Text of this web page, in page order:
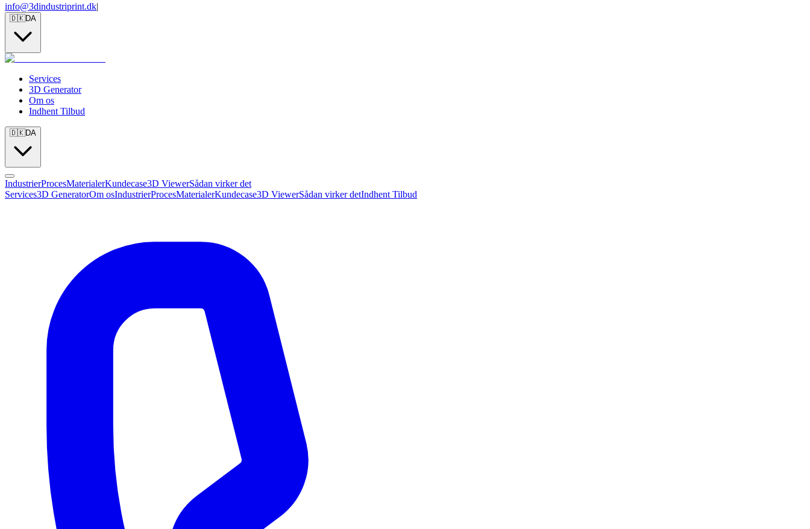
info@3dindustriprint.dk|
🇩🇰DA
Services
3D Generator
Om os
Indhent Tilbud
🇩🇰DA
IndustrierProcesMaterialerKundecase3D ViewerSådan virker det
Services3D GeneratorOm osIndustrierProcesMaterialerKundecase3D ViewerSådan virker detIndhent Tilbud